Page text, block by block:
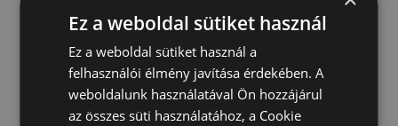
Ez a weboldal sütiket használ
Ez a weboldal sütiket használ a
felhasználói élmény javítása érdekében. A
weboldalunk használatával Ön hozzájárul
az összes süti használatához, a Cookie